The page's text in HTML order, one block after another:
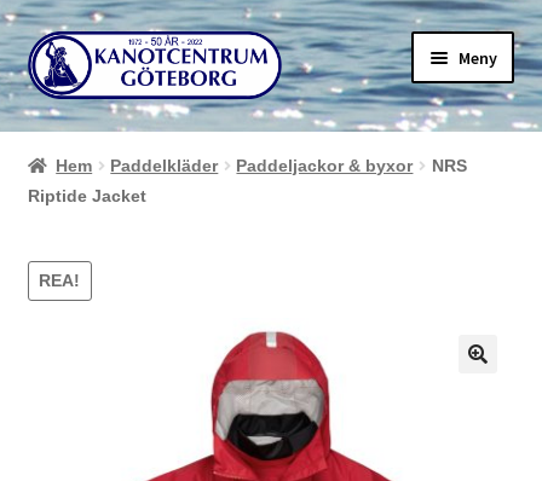
Hoppa
till
navigering
Hoppa
till
innehåll
Meny
Hem Paddelkläder Paddeljackor & byxor
NRS
Riptide Jacket
REA!